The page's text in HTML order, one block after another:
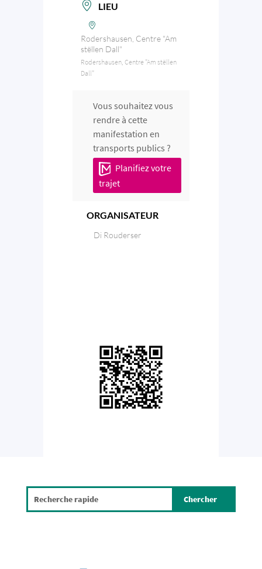
LIEU
Rodershausen, Centre "Am
stëllen Dall"
Rodershausen, Centre "Am stëllen
Dall"
Vous souhaitez vous
rendre à cette
manifestation en
transports publics ?
Planifiez votre
trajet
ORGANISATEUR
Di Rouderser